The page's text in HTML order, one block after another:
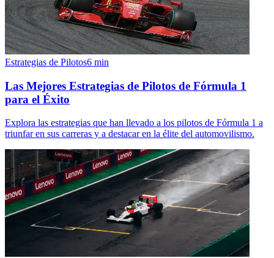
Estrategias de Pilotos6 min
Las Mejores Estrategias de Pilotos de Fórmula 1
para el Éxito
Explora las estrategias que han llevado a los pilotos de Fórmula 1 a
triunfar en sus carreras y a destacar en la élite del automovilismo.